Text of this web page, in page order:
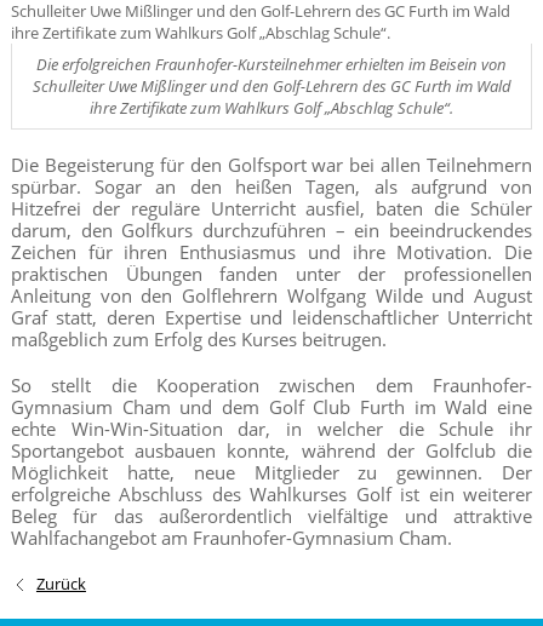
Die erfolgreichen Fraunhofer-Kursteilnehmer erhielten im Beisein von
Schulleiter Uwe Mißlinger und den Golf-Lehrern des GC Furth im Wald
ihre Zertifikate zum Wahlkurs Golf „Abschlag Schule“.
Die Begeisterung für den Golfsport war bei allen Teilnehmern
spürbar. Sogar an den heißen Tagen, als aufgrund von
Hitzefrei der reguläre Unterricht ausfiel, baten die Schüler
darum, den Golfkurs durchzuführen – ein beeindruckendes
Zeichen für ihren Enthusiasmus und ihre Motivation. Die
praktischen Übungen fanden unter der professionellen
Anleitung von den Golflehrern Wolfgang Wilde und August
Graf statt, deren Expertise und leidenschaftlicher Unterricht
maßgeblich zum Erfolg des Kurses beitrugen.
So stellt die Kooperation zwischen dem Fraunhofer-
Gymnasium Cham und dem Golf Club Furth im Wald eine
echte Win-Win-Situation dar, in welcher die Schule ihr
Sportangebot ausbauen konnte, während der Golfclub die
Möglichkeit hatte, neue Mitglieder zu gewinnen. Der
erfolgreiche Abschluss des Wahlkurses Golf ist ein weiterer
Beleg für das außerordentlich vielfältige und attraktive
Wahlfachangebot am Fraunhofer-Gymnasium Cham.
Zurück